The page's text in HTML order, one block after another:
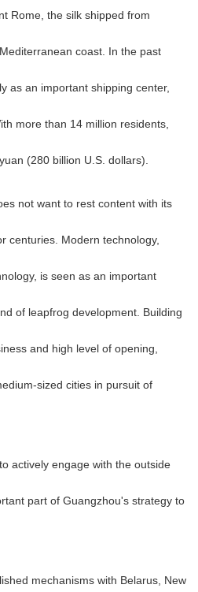
Rome, the silk shipped from
coast. In the past
as an important shipping center,
more than 14 million residents,
(280 billion U.S. dollars).
not want to rest content with its
centuries. Modern technology,
is seen as an important
of leapfrog development. Building
and high level of opening,
sized cities in pursuit of
actively engage with the outside
part of Guangzhou's strategy to
mechanisms with Belarus, New